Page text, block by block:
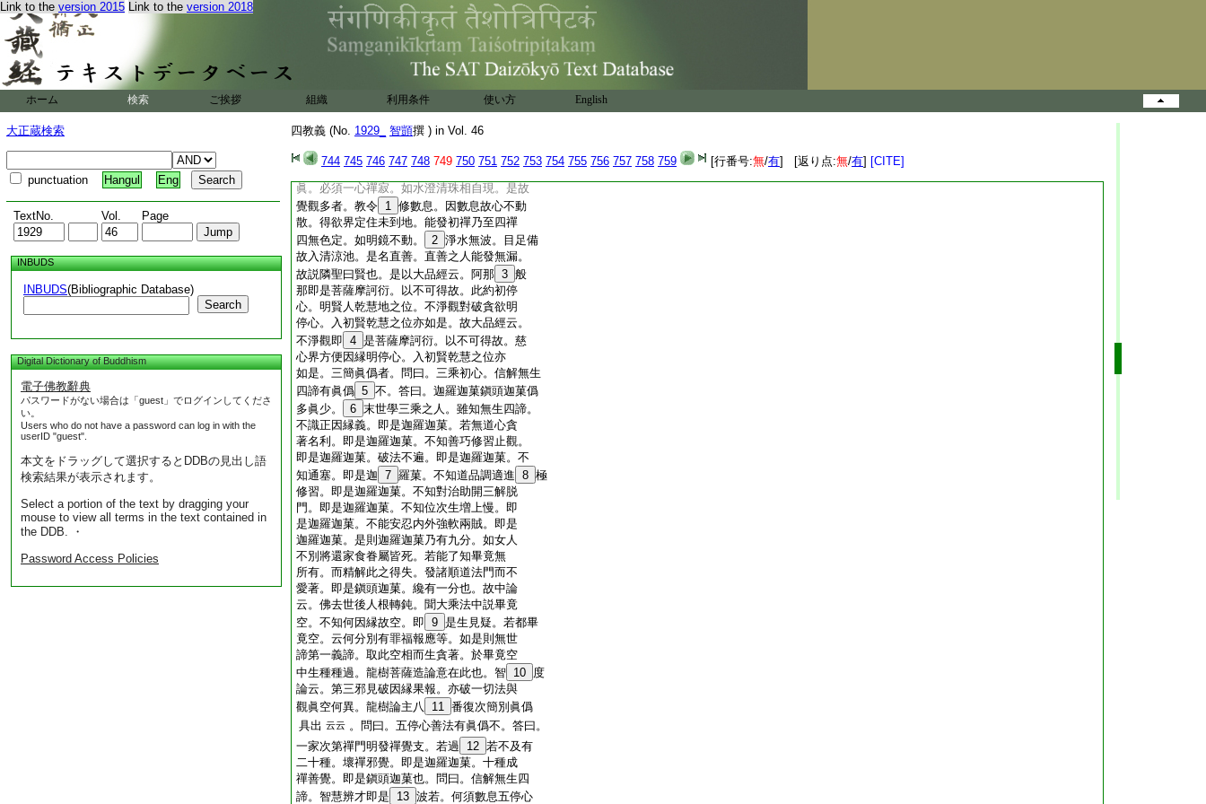
Link to the version 2015 Link to the version 2018
ホーム 検索 ご挨拶 組織 利用条件 使い方 English
大正蔵検索
punctuation Hangul Eng
TextNo. Vol. Page
INBUDS
INBUDS(Bibliographic Database)
Search
Digital Dictionary of Buddhism
電子佛教辭典
パスワードがない場合は「guest」でログインしてくださ
い。
Users who do not have a password can log in with the
userID "guest".
本文をドラッグして選択するとDDBの見出し語
検索結果が表示されます。
Select a portion of the text by dragging your
mouse to view all terms in the text contained in
the DDB. ・
Password Access Policies
四教義 (No. 1929_ 智顗撰 ) in Vol. 46
744 745 746 747 748 749 750 751 752 753 754 755 756 757 758 759 [行番号:無/有] [返り点:無/有] [CITE]
佛法信解此 28 悟分明。名正直心。但菩薩因此
無生四諦。起慈悲誓願故名摩訶薩也。問曰。
若知諸法皆無所有。是則不見眞與不眞。何
須結無生四
29 眞之 30 名。答曰。此 31 皆約思益經
經制義。非凡情自立。得意忘言。無生
四眞之名何足疑礙。二釋善義者。即是五停
心之善法也。此之五法能發諸禪。禪名棄惡。
亦名功徳叢林。止行二善無過於禪。禪因五
法。此之五法内善之本也。行人初心信解雖
33 直。但以五種不善。隨其重 34 者常心馳散。不
眞。必須一心禪寂。如水澄清珠相自現。是故
覺觀多者。教令 1 修數息。因數息故心不動
散。得欲界定住未到地。能發初禪乃至四禪
四無色定。如明鏡不動。
2 淨水無波。目足備
故入清涼池。是名直善。直善之人能發無漏。
故説隣聖曰賢也。是以大品經云。阿那 3 般
那即是菩薩摩訶衍。以不可得故。此約初停
心。明賢人乾慧地之位。不淨觀對破貪欲明
停心。入初賢乾慧之位亦如是。故大品經云。
不淨觀即 4 是菩薩摩訶衍。以不可得故。慈
心界方便因縁明停心。入初賢乾慧之位亦
如是。三簡眞僞者。問曰。三乘初心。信解無生
四諦有眞僞 5 不。答曰。迦羅迦菓鎭頭迦菓僞
多眞少。
6 末世學三乘之人。雖知無生四諦。
不識正因縁義。即是迦羅迦菓。若無道心貪
著名利。即是迦羅迦菓。不知善巧修習止觀。
即是迦羅迦菓。破法不遍。即是迦羅迦菓。不
知通塞。即是迦 7 羅菓。不知道品調適進 8 極
修習。即是迦羅迦菓。不知對治助開三解脱
門。即是迦羅迦菓。不知位次生増上慢。即
是迦羅迦菓。不能安忍内外強軟兩賊。即是
迦羅迦菓。是則迦羅迦菓乃有九分。如女人
不別將還家食眷屬皆死。若能了知畢竟無
所有。而精解此之得失。發諸順道法門而不
愛著。即是鎭頭迦菓。纔有一分也。故中論
云。佛去世後人根轉鈍。聞大乘法中説畢竟
空。不知何因縁故空。即 9 是生見疑。若都畢
竟空。云何分別有罪福報應等。如是則無世
諦第一義諦。取此空相而生貪著。於畢竟空
中生種種過。龍樹菩薩造論意在此也。智 10 度
論云。第三邪見破因縁果報。亦破一切法與
觀眞空何異。龍樹論主八
11 番復次簡別眞僞
具出 云云 。問曰。五停心善法有眞僞不。答曰。
一家次第禪門明發禪覺支。若過
12 若不及有
二十種。壞禪邪覺。即是迦羅迦菓。十種成
禪善覺。即是鎭頭迦菓也。問曰。信解無生四
諦。智慧辨才即是
13 波若。何須數息五停心